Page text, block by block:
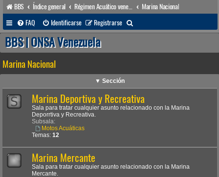
BBS Índice general Régimen Acuático venezolano
Marina Nacional
FAQ
Identificarse Registrarse
u
a
r
BBS | ONSA Venezuela
Marina Nacional
▼ Sección
Marina Deportiva y Recreativa
Sala para tratar cualquier asunto relacionado con la Marina
Deporrtiva y Recreativa.
Subsala:
Motos Acuáticas
Temas: 12
Marina Mercante
Sala para tratar cualquier asunto relacionado con la Marina
Mercante.